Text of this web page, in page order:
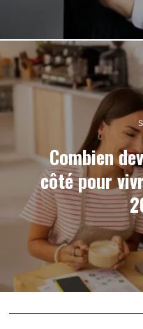
Combien
côté pour